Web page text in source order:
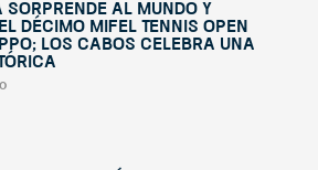
sorprende al mundo y
décimo Mifel Tennis Open
Los Cabos celebra una